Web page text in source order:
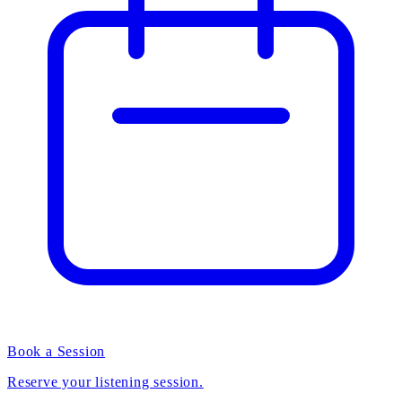
Book a Session
Reserve your listening session.